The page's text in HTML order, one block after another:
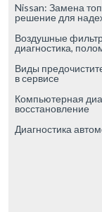
Nissan: Замена
решение для
Воздушные
диагностика,
Виды
в сервисе
Компьютерная
восстановление
Диагностика